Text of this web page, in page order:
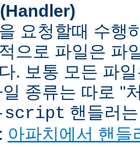
요청할때 수행
으로 파일은 파
. 보통 모든 파
종류는 따로 "
script 핸들러
아파치에서 핸들